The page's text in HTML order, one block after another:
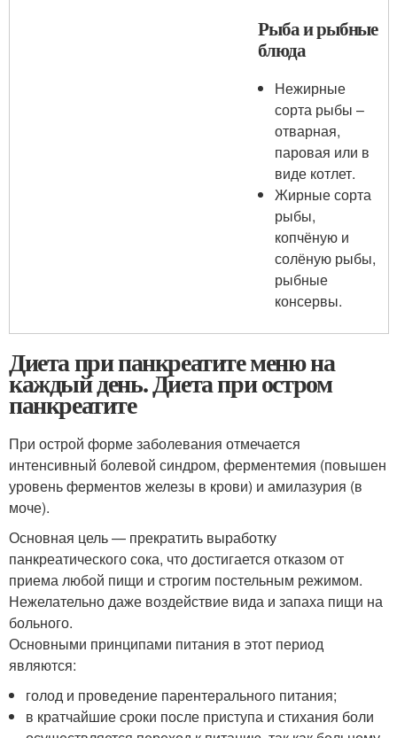
Рыба и рыбные
блюда
Нежирные
сорта рыбы –
отварная,
паровая или в
виде котлет.
Жирные сорта
рыбы,
копчёную и
солёную рыбы,
рыбные
консервы.
Диета при панкреатите меню на
каждый день. Диета при остром
панкреатите
При острой форме заболевания отмечается
интенсивный болевой синдром, ферментемия (повышен
уровень ферментов железы в крови) и амилазурия (в
моче).
Основная цель — прекратить выработку
панкреатического сока, что достигается отказом от
приема любой пищи и строгим постельным режимом.
Нежелательно даже воздействие вида и запаха пищи на
больного.
Основными принципами питания в этот период
являются:
голод и проведение парентерального питания;
в кратчайшие сроки после приступа и стихания боли